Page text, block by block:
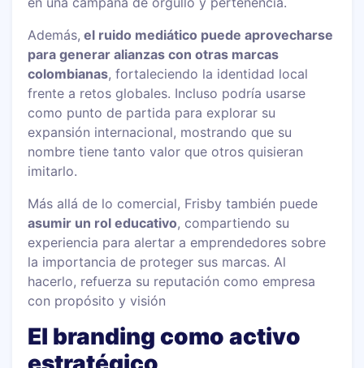
Además, el ruido mediático puede aprovecharse
para generar alianzas con otras marcas
colombianas, fortaleciendo la identidad local
frente a retos globales. Incluso podría usarse
como punto de partida para explorar su
expansión internacional, mostrando que su
nombre tiene tanto valor que otros quisieran
imitarlo.
Más allá de lo comercial, Frisby también puede
asumir un rol educativo, compartiendo su
experiencia para alertar a emprendedores sobre
la importancia de proteger sus marcas. Al
hacerlo, refuerza su reputación como empresa
con propósito y visión
El branding como activo